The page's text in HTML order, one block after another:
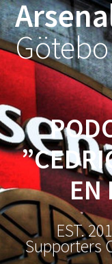
EN
EST.
Supporters